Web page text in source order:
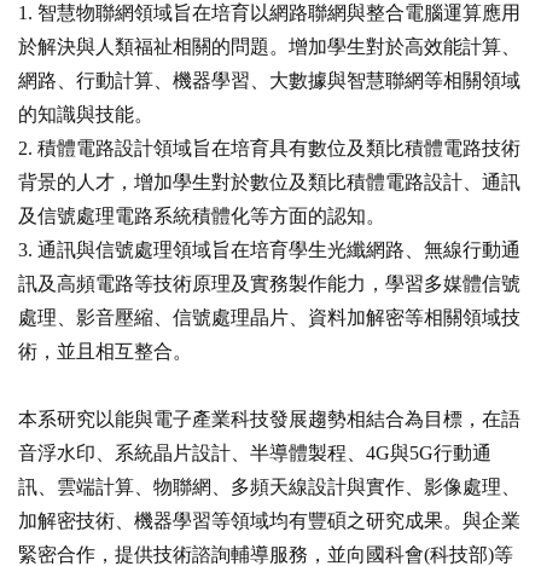
1. 智慧物聯網領域旨在培育以網路聯網與整合電腦運算應用
於解決與人類福祉相關的問題。增加學生對於高效能計算、
網路、行動計算、機器學習、大數據與智慧聯網等相關領域
的知識與技能。
2. 積體電路設計領域旨在培育具有數位及類比積體電路技術
背景的人才，增加學生對於數位及類比積體電路設計、通訊
及信號處理電路系統積體化等方面的認知。
3. 通訊與信號處理領域旨在培育學生光纖網路、無線行動通
訊及高頻電路等技術原理及實務製作能力，學習多媒體信號
處理、影音壓縮、信號處理晶片、資料加解密等相關領域技
術，並且相互整合。
本系研究以能與電子產業科技發展趨勢相結合為目標，在語
音浮水印、系統晶片設計、半導體製程、4G與5G行動通
訊、雲端計算、物聯網、多頻天線設計與實作、影像處理、
加解密技術、機器學習等領域均有豐碩之研究成果。與企業
緊密合作，提供技術諮詢輔導服務，並向國科會(科技部)等